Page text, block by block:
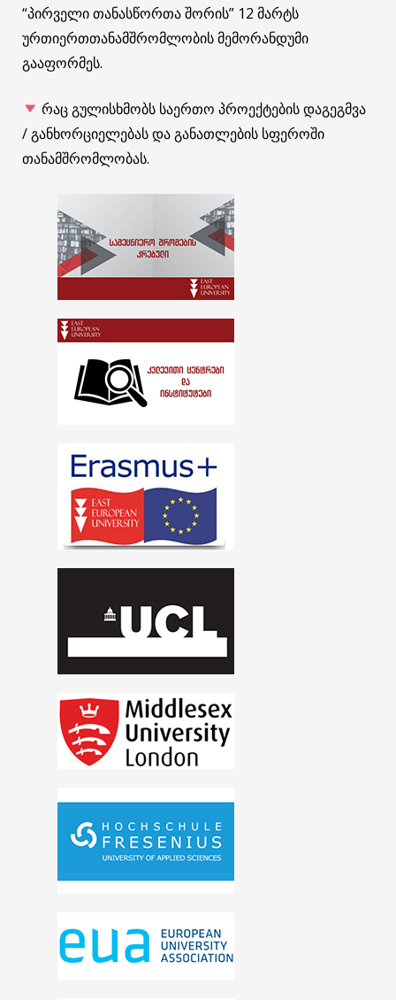
“პირველი თანასწორთა შორის” 12 მარტს
ურთიერთთანამშრომლობის მემორანდუმი
გააფორმეს.
რაც გულისხმობს საერთო პროექტების დაგეგმვა
/ განხორციელებას და განათლების სფეროში
თანამშრომლობას.